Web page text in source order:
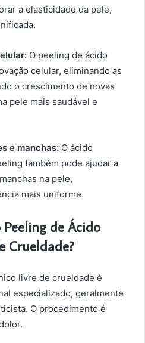
a elasticidade da pele,
O peeling de ácido
celular, eliminando as
o crescimento de novas
pele mais saudável e
e manchas: O ácido
também pode ajudar a
na pele,
mais uniforme.
de Ácido
Crueldade?
livre de crueldade é
especializado, geralmente
O procedimento é